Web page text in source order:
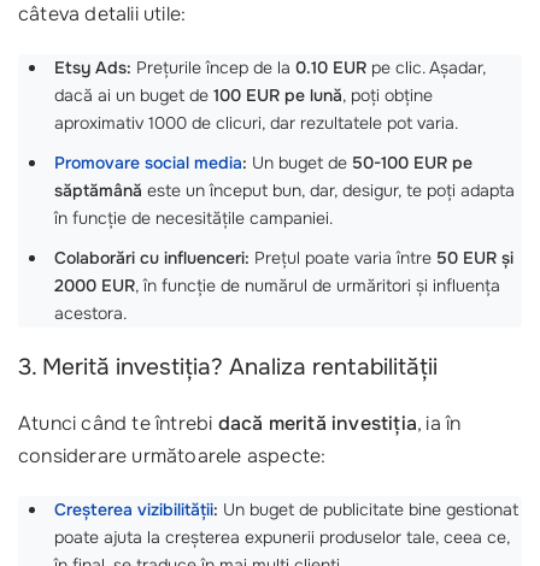
câteva detalii utile:
Etsy Ads: Prețurile încep de la 0.10 EUR pe clic. Așadar,
dacă ai un buget de 100 EUR pe lună, poți obține
aproximativ 1000 de clicuri, dar rezultatele pot varia.
Promovare social media: Un buget de 50-100 EUR pe
săptămână este un început bun, dar, desigur, te poți adapta
în funcție de necesitățile campaniei.
Colaborări cu influenceri: Prețul poate varia între 50 EUR și
2000 EUR, în funcție de numărul de urmăritori și influența
acestora.
3. Merită investiția? Analiza rentabilității
Atunci când te întrebi dacă merită investiția, ia în
considerare următoarele aspecte:
Creșterea vizibilității: Un buget de publicitate bine gestionat
poate ajuta la creșterea expunerii produselor tale, ceea ce,